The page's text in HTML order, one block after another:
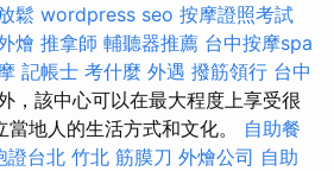
鬆 wordpress seo 按摩證照考試
燴 推拿師 輔聽器推薦 台中按摩spa
記帳士 考什麼 外遇 撥筋領行 台中
，該中心可以在最大程度上享受很
地人的生活方式和文化。 自助餐
證台北 竹北 筋膜刀 外燴公司 自助